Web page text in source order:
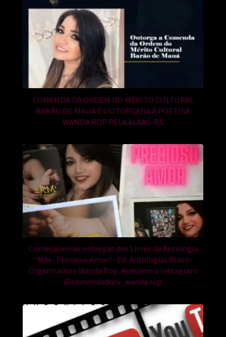
COMENDA DA ORDEM DO MÉRITO CULTURAL
BARÃO DE MAUÁ É OUTORGADA À POETISA
WANDA ROP PELA ALAAG-RS
Começaram as entregas dos Livros da Antologia
“Mãe, Precioso Amor”- Ed. Antologias Brasil-
Organizadora Wanda Rop. Acessem o Instagram
@comendadora_wanda.rop